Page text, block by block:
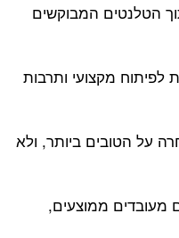
הטלנטים המבוקשים
לפיתוח מקצועי ותרבות
על הטובים ביותר, ולא
מעובדים ממוצעים,